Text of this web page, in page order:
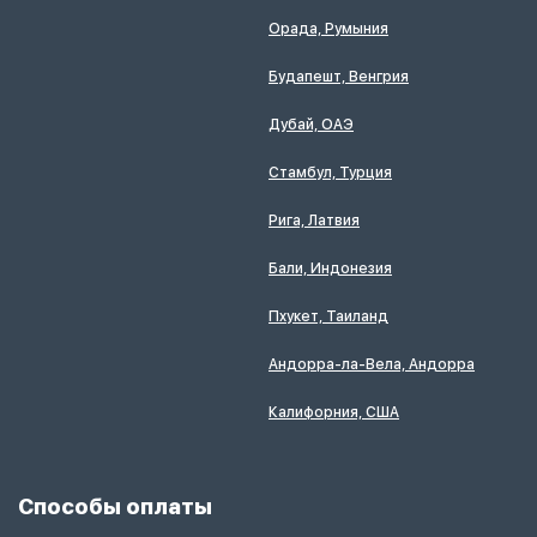
Орада, Румыния
Будапешт, Венгрия
Дубай, ОАЭ
Стамбул, Турция
Рига, Латвия
Бали, Индонезия
Пхукет, Таиланд
Андорра-ла-Вела, Андорра
Калифорния, США
Способы оплаты